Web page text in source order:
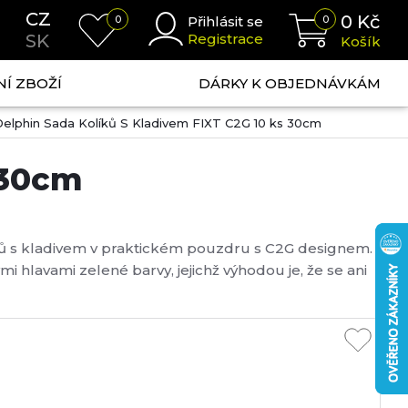
CZ
SK
0
Přihlásit se
Registrace
0 0 Kč
Košík
ZBOŽÍ DÁRKY K OBJEDNÁVKÁM
Sada Kolíků S Kladivem FIXT C2G 10 ks 30cm
s kladivem v praktickém pouzdru s C2G designem.
hlavami zelené barvy, jejichž výhodou je, že se ani
jednoduššímu zapíchnutí do tv...